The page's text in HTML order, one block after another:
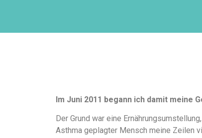
Im Juni 2011 begann ich damit meine
Der Grund war eine
Asthma geplagter Mensch meine Zeilen